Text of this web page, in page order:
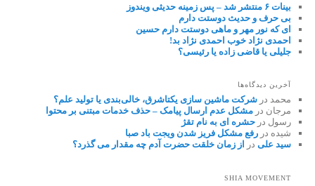
بینات ۶ منتشر شد – پس زمینه حدیثی ویندوز
بی حرف و حدیث دوستت دارم
ای که نور مهر و ماهی دوستت دارم حسین
احمدی نژاد خوب احمدی نژاد بد!
جلیلی یا قاضی زاده یا رئیسی؟
آخرین دیدگاه‌ها
محمد درشرکت ماشین سازی یکتاشرق، خالی‌بندی یا تولید علم؟
مرجان درمشکل عدم ارسال پیامک – حذف خدمات مبتنی بر محتوا
رسول درحشره ای به نام تقژ
شیده دررفع مشکل فریز شدن ویجت باد صبا
سید علی در از زمان خلقت حضرت آدم چه مقدار می گذرد؟
SHIA MOVEMENT